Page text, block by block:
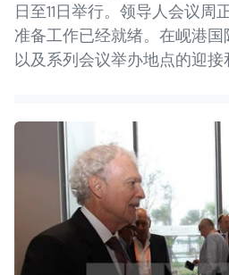
日至11日举行。领导人会议周
准备工作已经就绪。在岘港
以及系列会议举办地点的迎接